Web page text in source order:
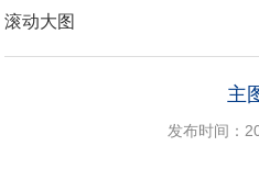
滚动大图
主
发布时间：